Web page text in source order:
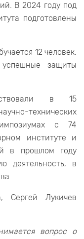
В 2024 году под
подготовлены
12 человек.
защиты
в 15
технических
с 74
институте и
в прошлом году
деятельность, в
Сергей Лукичев
вопрос о